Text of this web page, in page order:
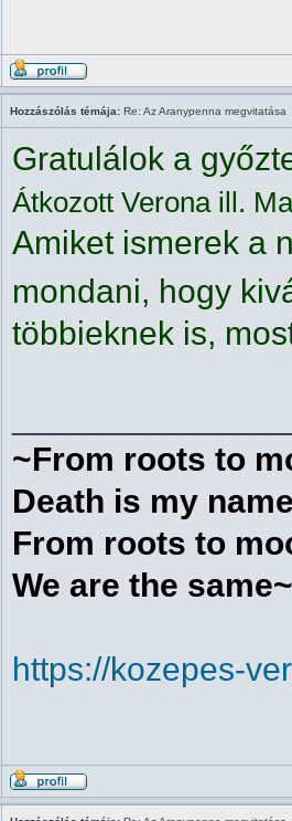
Hozzászólás témája: Re: Az Aranypenna megvitatása
Gratulálok a
Átkozott Verona ill.
Amiket ismerek a
mondani, hogy
többieknek is,
~From roots to
Death is my
From roots to
We are the same~
https://kozepes-